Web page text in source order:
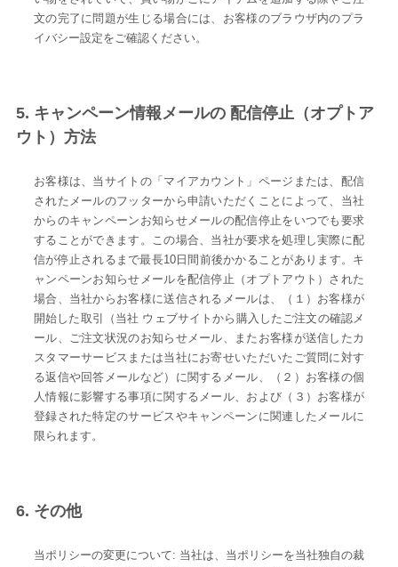
文の完了に問題が生じる場合には、お客様のブラウザ内のプラ
イバシー設定をご確認ください。
5. キャンペーン情報メールの 配信停止（オプトア
ウト）方法
お客様は、当サイトの「マイアカウント」ページまたは、配信
されたメールのフッターから申請いただくことによって、当社
からのキャンペーンお知らせメールの配信停止をいつでも要求
することができます。この場合、当社が要求を処理し実際に配
信が停止されるまで最長10日間前後かかることがあります。キ
ャンペーンお知らせメールを配信停止（オプトアウト）された
場合、当社からお客様に送信されるメールは、（１）お客様が
開始した取引（当社 ウェブサイトから購入したご注文の確認メ
ール、ご注文状況のお知らせメール、またお客様が送信したカ
スタマーサービスまたは当社にお寄せいただいたご質問に対す
る返信や回答メールなど）に関するメール、（２）お客様の個
人情報に影響する事項に関するメール、および（３）お客様が
登録された特定のサービスやキャンペーンに関連したメールに
限られます。
6. その他
当ポリシーの変更について: 当社は、当ポリシーを当社独自の裁